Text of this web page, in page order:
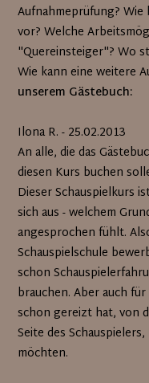
Aufnahmeprüfung?
vor? Welche
"Quereinsteiger"? Wo
Wie kann eine weitere
unserem Gästebuch:
Ilona R. - 25.02.2013
An alle, die das
diesen Kurs buchen
Dieser Schauspielkurs
sich aus - welchem
angesprochen fühlt.
Schauspielschule
schon
brauchen. Aber auch
schon gereizt hat, von
Seite des
möchten.